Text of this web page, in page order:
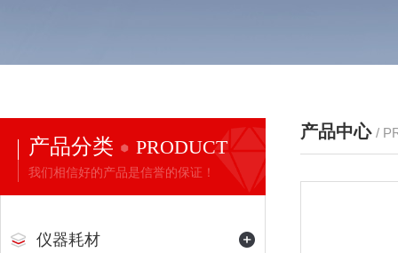
产品分类 PRODUCT
我们相信好的产品是信誉的保证！
仪器耗材
产品中心 /